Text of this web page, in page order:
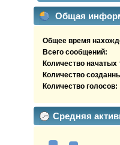
Общая
Общее время
Всего сообщений:
Количество начатых
Количество
Количество голосов:
Средняя